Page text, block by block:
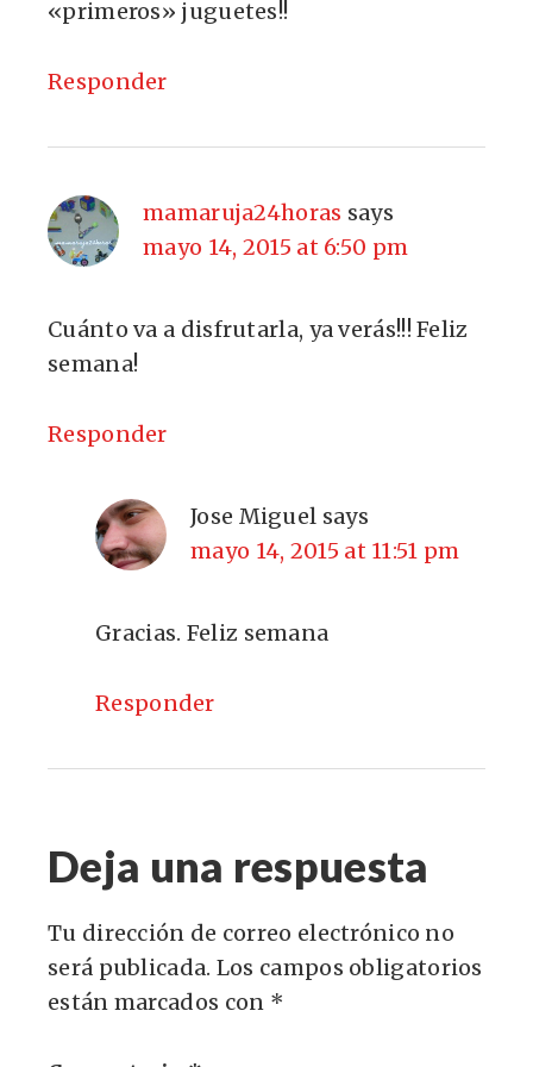
«primeros» juguetes!!
Responder
mamaruja24horas says
mayo 14, 2015 at 6:50 pm
Cuánto va a disfrutarla, ya verás!!! Feliz
semana!
Responder
Jose Miguel says
mayo 14, 2015 at 11:51 pm
Gracias. Feliz semana
Responder
Deja una respuesta
Tu dirección de correo electrónico no
será publicada. Los campos obligatorios
están marcados con *